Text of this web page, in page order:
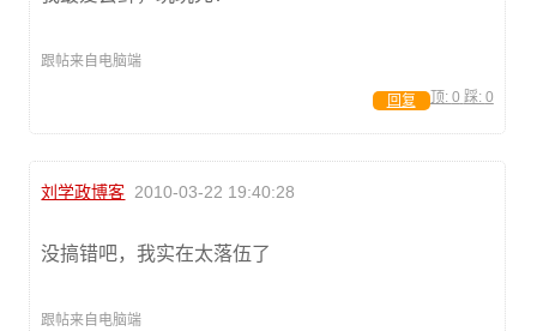
跟帖来自电脑端
顶: 0 踩: 0
回复
刘学政博客 2010-03-22 19:40:28
没搞错吧，我实在太落伍了
跟帖来自电脑端